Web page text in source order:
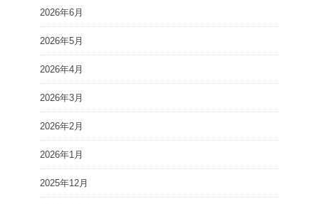
2026年6月
2026年5月
2026年4月
2026年3月
2026年2月
2026年1月
2025年12月